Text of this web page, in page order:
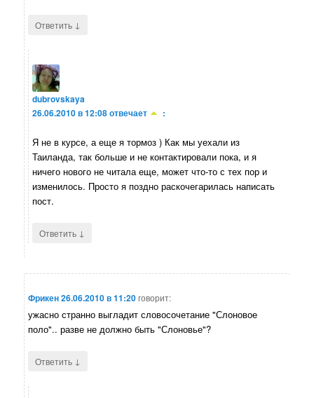
Ответить ↓
dubrovskaya
26.06.2010 в 12:08отвечает :
Я не в курсе, а еще я тормоз ) Как мы уехали из
Таиланда, так больше и не контактировали пока, и я
ничего нового не читала еще, может что-то с тех пор и
изменилось. Просто я поздно раскочегарилась написать
пост.
Ответить ↓
Фрикен26.06.2010 в 11:20говорит:
ужасно странно выгладит словосочетание "Слоновое
поло".. разве не должно быть "Слоновье"?
Ответить ↓